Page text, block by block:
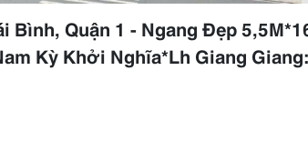
Bình, Quận 1 - Ngang Đẹp
Kỳ Khởi Nghĩa*Lh Giang Giang: